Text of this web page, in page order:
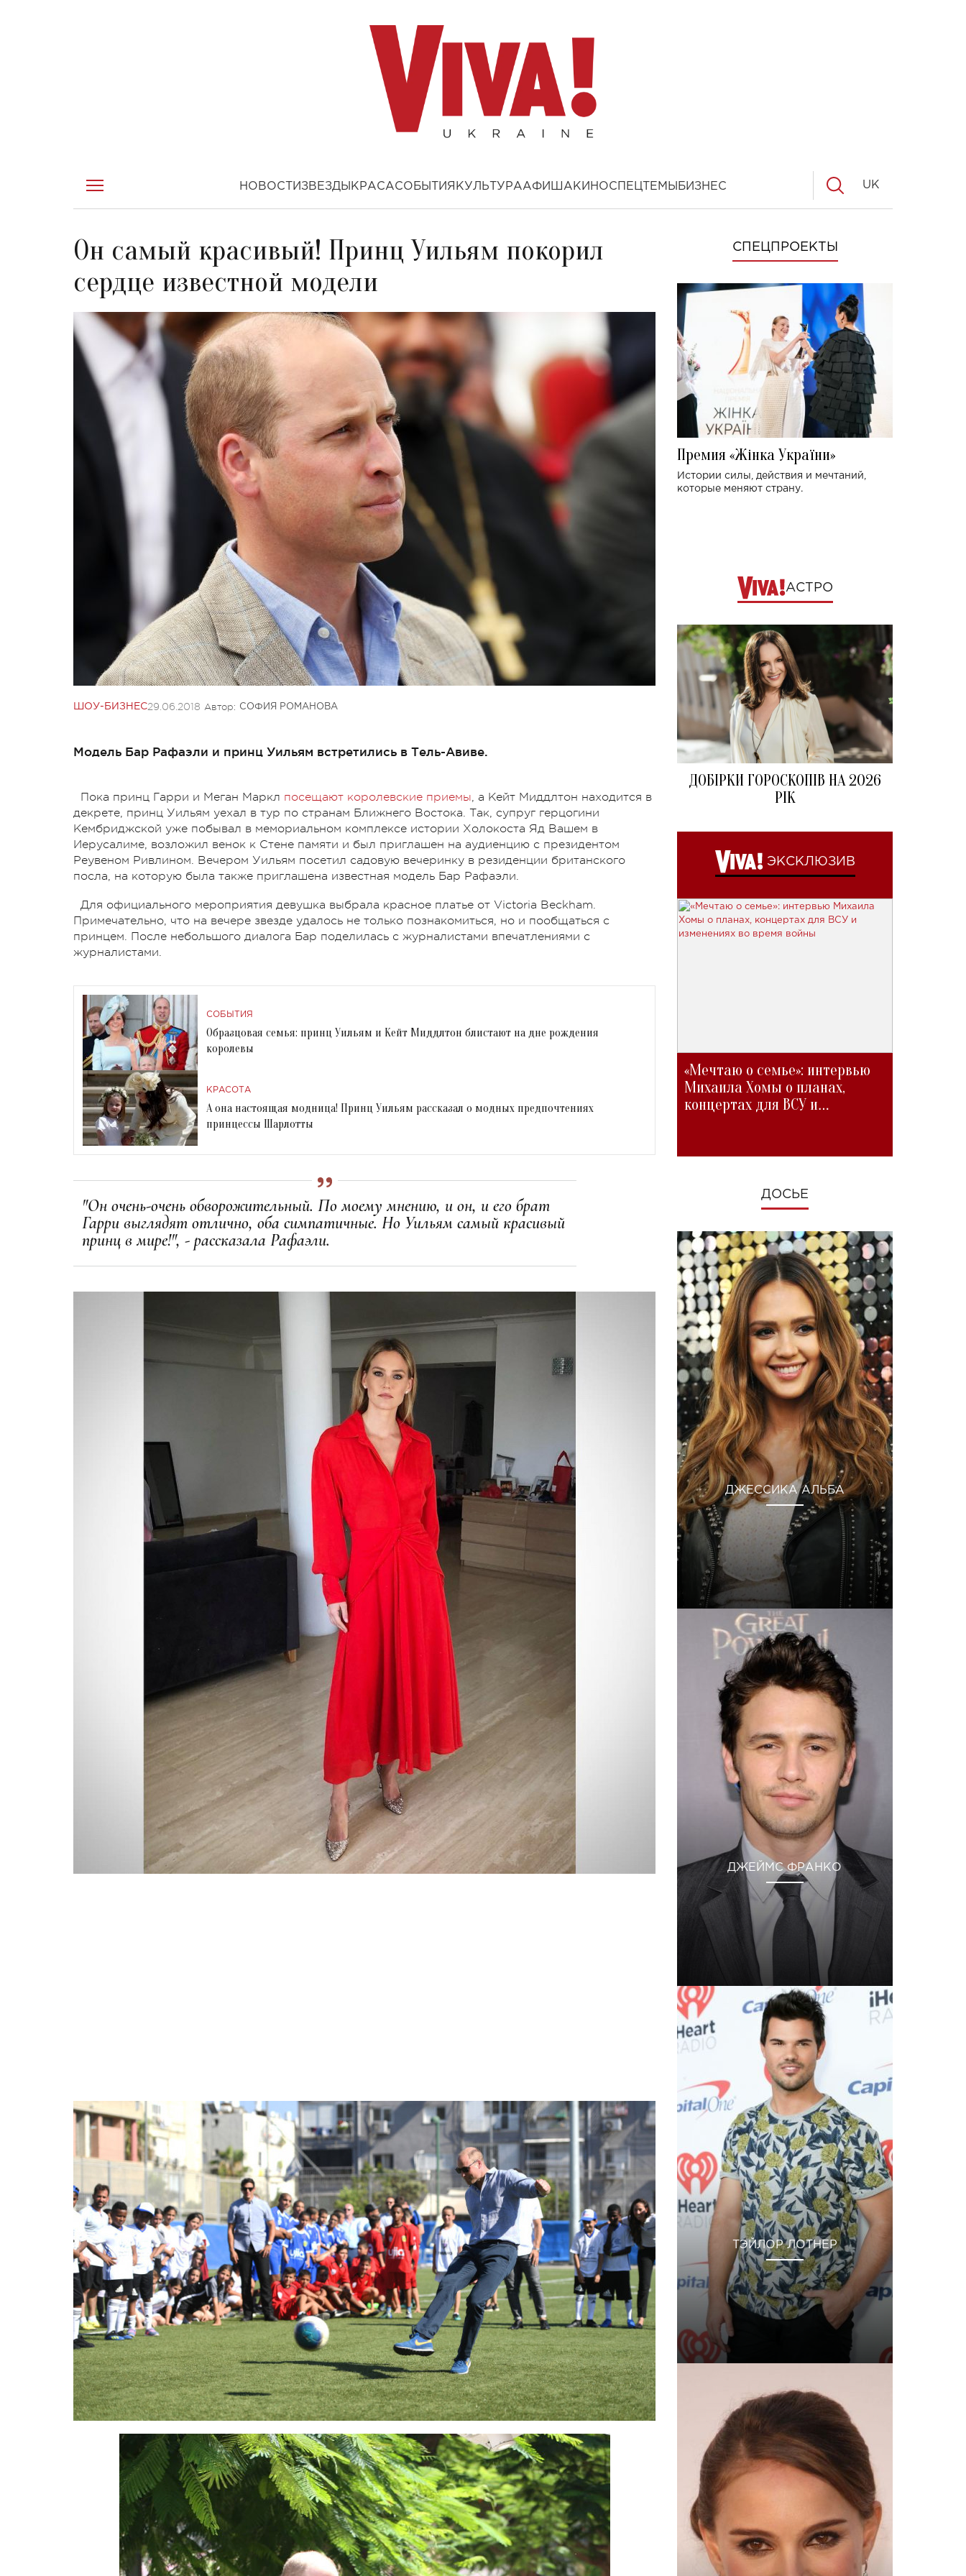
НОВОСТИ ЗВЕЗДЫ КРАСАСОБЫТИЯ КУЛЬТУРААФИША КИНОСПЕЦТЕМЫ БИЗНЕС UK
Он самый красивый! Принц Уильям покорил
сердце известной модели
ШОУ-БИЗНЕС29.06.2018 Автор: СОФИЯ РОМАНОВА
Модель Бар Рафаэли и принц Уильям встретились в Тель-Авиве.
Пока принц Гарри и Меган Маркл посещают королевские приемы, а Кейт Миддлтон находится в
декрете, принц Уильям уехал в тур по странам Ближнего Востока. Так, супруг герцогини
Кембриджской уже побывал в мемориальном комплексе истории Холокоста Яд Вашем в
Иерусалиме, возложил венок к Стене памяти и был приглашен на аудиенцию с президентом
Реувеном Ривлином. Вечером Уильям посетил садовую вечеринку в резиденции британского
посла, на которую была также приглашена известная модель Бар Рафаэли.
Для официального мероприятия девушка выбрала красное платье от Victoria Beckham.
Примечательно, что на вечере звезде удалось не только познакомиться, но и пообщаться с
принцем. После небольшого диалога Бар поделилась с журналистами впечатлениями с
журналистами.
СОБЫТИЯ
Образцовая семья: принц Уильям и Кейт Миддлтон блистают на дне рождения
королевы
КРАСОТА
А она настоящая модница! Принц Уильям рассказал о модных предпочтениях
принцессы Шарлотты
"Он очень-очень обворожительный. По моему мнению, и он, и его брат
Гарри выглядят отлично, оба симпатичные. Но Уильям самый красивый
принц в мире!", - рассказала Рафаэли.
СПЕЦПРОЕКТЫ
Премия «Жінка України»
Истории силы, действия и мечтаний,
которые меняют страну.
АСТРО
ДОБІРКИ ГОРОСКОПІВ НА 2026
РІК
ЭКСКЛЮЗИВ
«Мечтаю о семье»: интервью
Михаила Хомы о планах,
концертах для ВСУ и
ДОСЬЕ
ДЖЕССИКА АЛЬБА
ДЖЕЙМС ФРАНКО
ТЭЙЛОР ЛОТНЕР